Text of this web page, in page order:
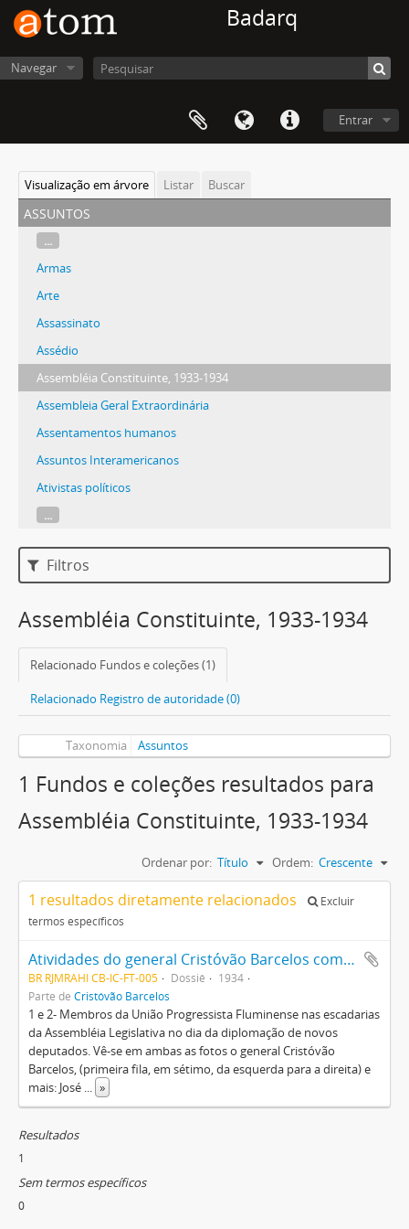
Badarq
Navegar
Entrar
Visualização em árvore Listar Buscar
assuntos
...
Armas
Arte
Assassinato
Assédio
Assembléia Constituinte, 1933-1934
Assembleia Geral Extraordinária
Assentamentos humanos
Assuntos Interamericanos
Ativistas políticos
...
Filtros
Assembléia Constituinte, 1933-1934
Relacionado Fundos e coleções (1)
Relacionado Registro de autoridade (0)
Taxonomia Assuntos
1 Fundos e coleções resultados para
Assembléia Constituinte, 1933-1934
Ordenar por: Título Ordem: Crescente
1 resultados diretamente relacionados
Excluir
termos específicos
Atividades do general Cristóvão Barcelos como deputado federal e membro da Assembléia Constituinte de 1934
BR RJMRAHI CB-IC-FT-005 Dossiê
1934
Parte de Cristóvão Barcelos
1 e 2- Membros da União Progressista Fluminense nas escadarias
da Assembléia Legislativa no dia da diplomação de novos
deputados. Vê-se em ambas as fotos o general Cristóvão
Barcelos, (primeira fila, em sétimo, da esquerda para a direita) e
mais: José ... »
Resultados
1
Sem termos específicos
0